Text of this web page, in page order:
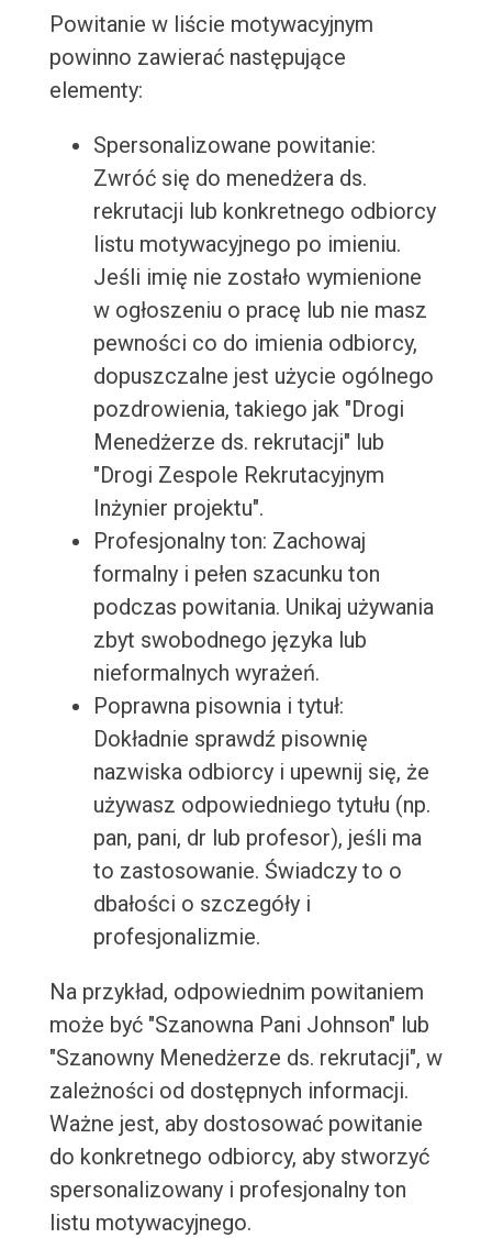
Powitanie w liście motywacyjnym
powinno zawierać następujące
elementy:
Spersonalizowane powitanie:
Zwróć się do menedżera ds.
rekrutacji lub konkretnego odbiorcy
listu motywacyjnego po imieniu.
Jeśli imię nie zostało wymienione
w ogłoszeniu o pracę lub nie masz
pewności co do imienia odbiorcy,
dopuszczalne jest użycie ogólnego
pozdrowienia, takiego jak "Drogi
Menedżerze ds. rekrutacji" lub
"Drogi Zespole Rekrutacyjnym
Inżynier projektu".
Profesjonalny ton: Zachowaj
formalny i pełen szacunku ton
podczas powitania. Unikaj używania
zbyt swobodnego języka lub
nieformalnych wyrażeń.
Poprawna pisownia i tytuł:
Dokładnie sprawdź pisownię
nazwiska odbiorcy i upewnij się, że
używasz odpowiedniego tytułu (np.
pan, pani, dr lub profesor), jeśli ma
to zastosowanie. Świadczy to o
dbałości o szczegóły i
profesjonalizmie.
Na przykład, odpowiednim powitaniem
może być "Szanowna Pani Johnson" lub
"Szanowny Menedżerze ds. rekrutacji", w
zależności od dostępnych informacji.
Ważne jest, aby dostosować powitanie
do konkretnego odbiorcy, aby stworzyć
spersonalizowany i profesjonalny ton
listu motywacyjnego.